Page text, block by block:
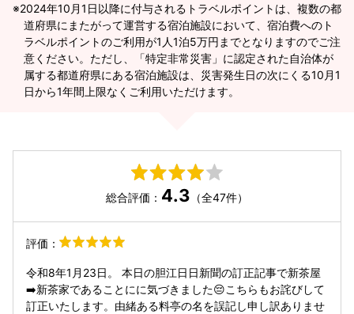
2024年10月1日以降に付与されるトラベルポイントは、複数の都
道府県にまたがって運営する宿泊施設において、宿泊費へのト
ラベルポイントのご利用が1人1泊5万円までとなりますのでご注
意ください。ただし、「特定非常災害」に認定された自治体が
属する都道府県にある宿泊施設は、災害発生日の次にくる10月1
日から1年間上限なくご利用いただけます。
総合評価： 4.3 （全47件）
評価：
令和8年1月23日。 本日の胆江日日新聞の訂正記事で新茶屋
➡️新茶家であることにに気づきました😔こちらもお詫びして
訂正いたします。由緒ある料亭の名を誤記し申し訳ありませ